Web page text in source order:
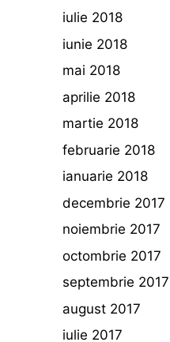
iulie 2018
iunie 2018
mai 2018
aprilie 2018
martie 2018
februarie 2018
ianuarie 2018
decembrie 2017
noiembrie 2017
octombrie 2017
septembrie 2017
august 2017
iulie 2017